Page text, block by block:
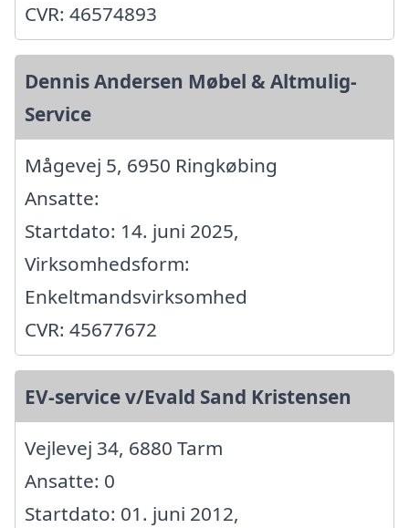
CVR: 46574893
Dennis Andersen Møbel & Altmulig-
Service
Mågevej 5, 6950 Ringkøbing
Ansatte:
Startdato: 14. juni 2025,
Virksomhedsform:
Enkeltmandsvirksomhed
CVR: 45677672
EV-service v/Evald Sand Kristensen
Vejlevej 34, 6880 Tarm
Ansatte: 0
Startdato: 01. juni 2012,